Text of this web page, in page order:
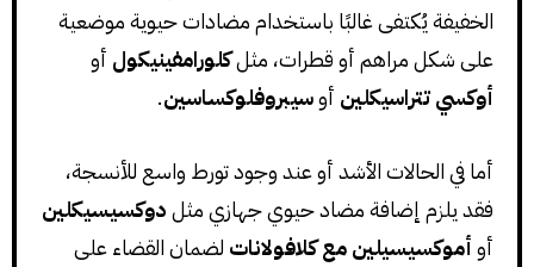
الخفيفة يُكتفى غالبًا باستخدام مضادات حيوية موضعية
على شكل مراهم أو قطرات، مثلكلورامفينيكول أو
أوكسي تتراسيكلين أوسيبروفلوكساسين.
أما في الحالات الأشد أو عند وجود تورط واسع للأنسجة،
فقد يلزم إضافة مضاد حيوي جهازي مثلدوكسيسيكلين
أوأموكسيسيلين مع كلافولانات لضمان القضاء على